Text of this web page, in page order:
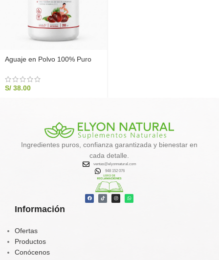
Aguaje en Polvo 100% Puro
Hormonal y Menopausia
S/ 38.00
Información
Ofertas
Productos
Conócenos
Ingredientes puros, confianza garantizada y bienestar en
cada detalle.
ventas@elyonnatural.com
948 152 076